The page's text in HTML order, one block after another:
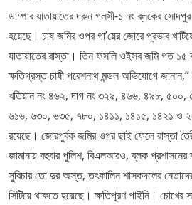
ডাম্পার যাতায়াতের দরুন গলসী-১ নং ব্লকের সোদপুর
হয়েছে। চাষ জমির ওপর গা’য়ের জোরে প্রভাব
যাতায়াতের রাস্তা। তিন ফসলি ওইসব জমি গত ১৫
ক্ষতিগ্রস্ত চাষী পরেশনাথ মন্ডল অভিযোগে
খতিয়ান নং ৪৬২, দাগ নং ৩২৯, ৪৬৬, ৪৯৮,
৬১৬, ৬৩০, ৬৩৫, ৭৮০, ১৪১১, ১৪১৫, ১৪২১ ও
রয়েছে। জোরপুর্বক জমির ওপর ছাই ফেলে রাস্তা
জামানায় বহুবার পুলিশ, বিএলআরও, ব্লক প্রশাসনের
সুবিচার তো দুর অস্ত, তৎকালিন শাসকদলের
সিটিয়ে থাকতে হয়েছে। ক্ষতিপুরণ পাইনি। চোখের